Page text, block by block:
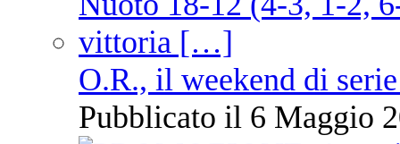
O.R., il weekend di
Pubblicato il 6 Maggio